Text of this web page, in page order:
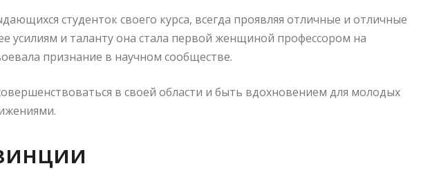
студенток своего курса, всегда проявляя отличные и отличные
усилиям и таланту она стала первой женщиной профессором на
признание в научном сообществе.
в своей области и быть вдохновением для молодых